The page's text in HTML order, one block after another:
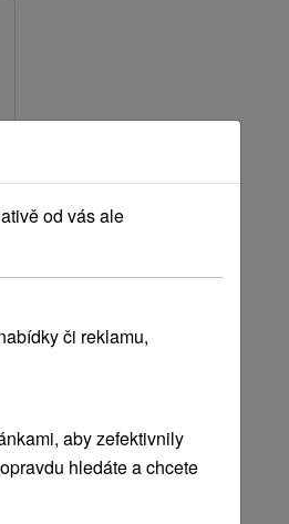
od vás ale
či reklamu,
aby zefektivnily
hledáte a chcete